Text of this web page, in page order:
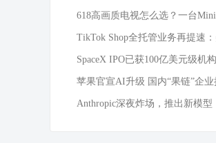
618高画质电视怎么选？一台
TikTok Shop全托管业务再提速
SpaceX IPO已获100亿美元级机
苹果官宣AI升级 国内“果链”企业
Anthropic深夜炸场，推出新模型